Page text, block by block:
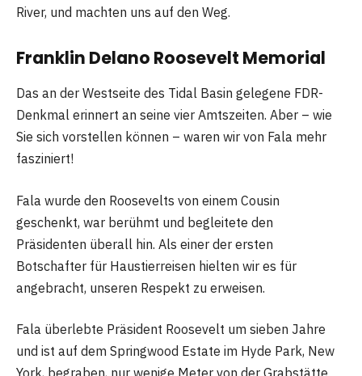
River, und machten uns auf den Weg.
Franklin Delano Roosevelt Memorial
Das an der Westseite des Tidal Basin gelegene FDR-
Denkmal erinnert an seine vier Amtszeiten. Aber – wie
Sie sich vorstellen können – waren wir von Fala mehr
fasziniert!
Fala wurde den Roosevelts von einem Cousin
geschenkt, war berühmt und begleitete den
Präsidenten überall hin. Als einer der ersten
Botschafter für Haustierreisen hielten wir es für
angebracht, unseren Respekt zu erweisen.
Fala überlebte Präsident Roosevelt um sieben Jahre
und ist auf dem Springwood Estate im Hyde Park, New